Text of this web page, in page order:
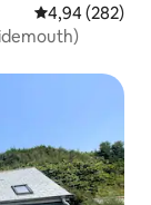
Vidējais
4,94 (282)